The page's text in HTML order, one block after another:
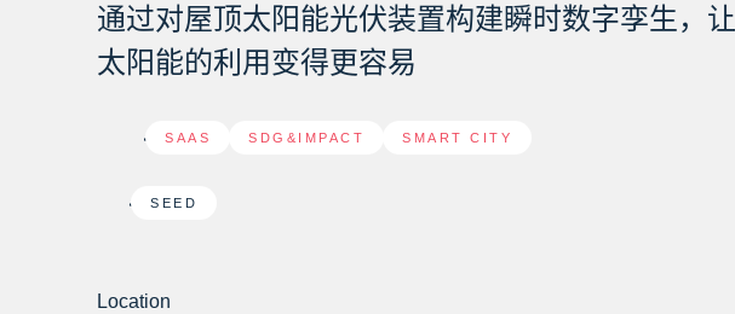
通过对屋顶太阳能光伏装置构建瞬时数字孪生，让
太阳能的利用变得更容易
SAAS SDG&IMPACT SMART CITY
SEED
Location